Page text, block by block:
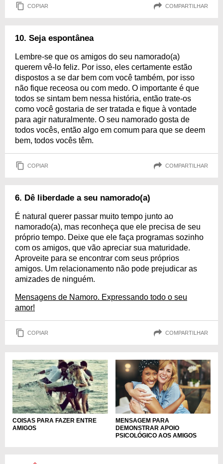
COPIAR COMPARTILHAR
10. Seja espontânea
Lembre-se que os amigos do seu namorado(a)
querem vê-lo feliz. Por isso, eles certamente estão
dispostos a se dar bem com você também, por isso
não fique receosa ou com medo. O importante é que
todos se sintam bem nessa história, então trate-os
como você gostaria de ser tratada e fique à vontade
para agir naturalmente. O seu namorado gosta de
todos vocês, então algo em comum para que se deem
bem, todos vocês têm.
COPIAR COMPARTILHAR
6. Dê liberdade a seu namorado(a)
É natural querer passar muito tempo junto ao
namorado(a), mas reconheça que ele precisa de seu
próprio tempo. Deixe que ele faça programas sozinho
com os amigos, que vão apreciar sua maturidade.
Aproveite para se encontrar com seus próprios
amigos. Um relacionamento não pode prejudicar as
amizades de ninguém.
Mensagens de Namoro. Expressando todo o seu
amor!
COPIAR COMPARTILHAR
COISAS PARA FAZER ENTRE
AMIGOS
MENSAGEM PARA
DEMONSTRAR APOIO
PSICOLÓGICO AOS AMIGOS